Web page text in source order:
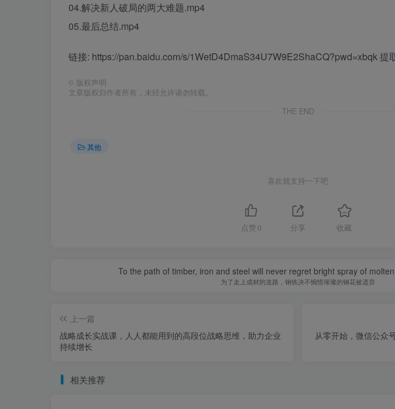
04.解决新人破局的两大难题.mp4
05.最后总结.mp4
链接: https://pan.baidu.com/s/1WetD4DmaS34U7W9E2ShaCQ?pwd=xbqk 提
© 版权声明
文章版权归作者所有，未经允许请勿转载。
THE END
其他
喜欢就支持一下吧
点赞 0 分享 收藏
To the path of timber, iron and steel will never regret bright spray of
为了走上成材的道路，钢铁决不惋惜璀璨的钢花被遗弃
上一篇
战略成长实战课，人人都能用到的高段位战略思维，助力企业
持续增长
从零开始，微信公众
相关推荐